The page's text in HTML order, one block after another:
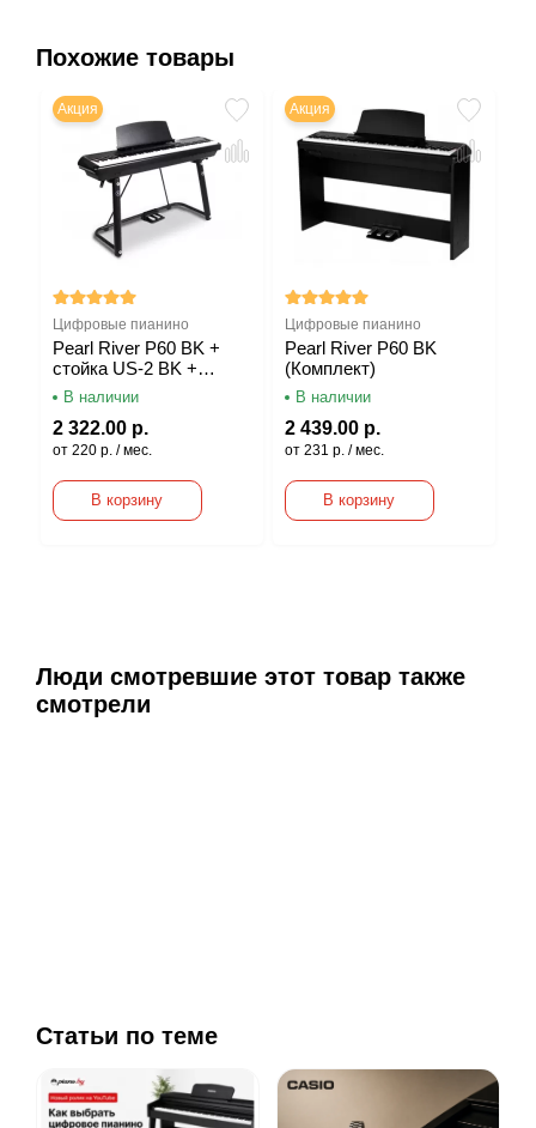
Похожие товары
Акция
Цифровые пианино
Pearl River P60 BK +
стойка US-2 BK +
педальный блок EP-15
В наличии
2 322.00 р.
от 220 р. / мес.
В корзину
Акция
Цифровые пианино
Pearl River P60 BK
(Комплект)
В наличии
2 439.00 р.
от 231 р. / мес.
В корзину
Люди смотревшие этот товар также
смотрели
Статьи по теме